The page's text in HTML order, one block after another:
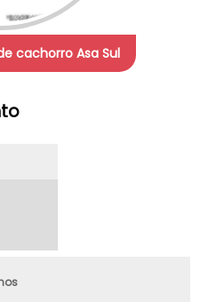
cachorro Asa Sul